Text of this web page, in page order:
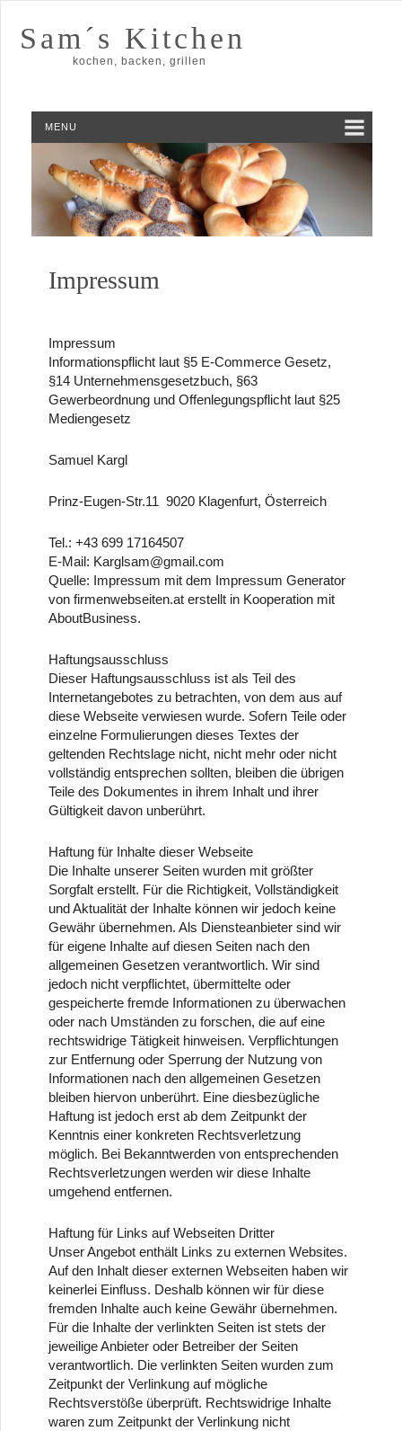
Sam´s Kitchen
kochen, backen, grillen
MENU
Impressum
Impressum
Informationspflicht laut §5 E-Commerce Gesetz,
§14 Unternehmensgesetzbuch, §63
Gewerbeordnung und Offenlegungspflicht laut §25
Mediengesetz
Samuel Kargl
Prinz-Eugen-Str.11 9020 Klagenfurt, Österreich
Tel.: +43 699 17164507
E-Mail: Karglsam@gmail.com
Quelle: Impressum mit dem Impressum Generator
von firmenwebseiten.at erstellt in Kooperation mit
AboutBusiness.
Haftungsausschluss
Dieser Haftungsausschluss ist als Teil des
Internetangebotes zu betrachten, von dem aus auf
diese Webseite verwiesen wurde. Sofern Teile oder
einzelne Formulierungen dieses Textes der
geltenden Rechtslage nicht, nicht mehr oder nicht
vollständig entsprechen sollten, bleiben die übrigen
Teile des Dokumentes in ihrem Inhalt und ihrer
Gültigkeit davon unberührt.
Haftung für Inhalte dieser Webseite
Die Inhalte unserer Seiten wurden mit größter
Sorgfalt erstellt. Für die Richtigkeit, Vollständigkeit
und Aktualität der Inhalte können wir jedoch keine
Gewähr übernehmen. Als Diensteanbieter sind wir
für eigene Inhalte auf diesen Seiten nach den
allgemeinen Gesetzen verantwortlich. Wir sind
jedoch nicht verpflichtet, übermittelte oder
gespeicherte fremde Informationen zu überwachen
oder nach Umständen zu forschen, die auf eine
rechtswidrige Tätigkeit hinweisen. Verpflichtungen
zur Entfernung oder Sperrung der Nutzung von
Informationen nach den allgemeinen Gesetzen
bleiben hiervon unberührt. Eine diesbezügliche
Haftung ist jedoch erst ab dem Zeitpunkt der
Kenntnis einer konkreten Rechtsverletzung
möglich. Bei Bekanntwerden von entsprechenden
Rechtsverletzungen werden wir diese Inhalte
umgehend entfernen.
Haftung für Links auf Webseiten Dritter
Unser Angebot enthält Links zu externen Websites.
Auf den Inhalt dieser externen Webseiten haben wir
keinerlei Einfluss. Deshalb können wir für diese
fremden Inhalte auch keine Gewähr übernehmen.
Für die Inhalte der verlinkten Seiten ist stets der
jeweilige Anbieter oder Betreiber der Seiten
verantwortlich. Die verlinkten Seiten wurden zum
Zeitpunkt der Verlinkung auf mögliche
Rechtsverstöße überprüft. Rechtswidrige Inhalte
waren zum Zeitpunkt der Verlinkung nicht